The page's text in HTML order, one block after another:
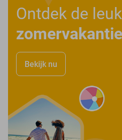
Ontdek de
Bekijk nu